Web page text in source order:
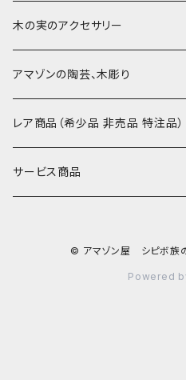
ブックカバー
小型・中型刺繍雑貨
テーブルコーディネート
コースター
カフェマット
ティッシュケースカバー
小さめ 35cmより
40〜43cm
45cmx45cm
大きめ 50cmx50cm
木の実のアクセサリー
アマゾンの陶芸、木彫り
素焼きの器、動物たち
木彫りのアルマジロ、動物たち
レア商品（希少品 非売品 特注品）
泥染め布途中図
サービス商品
© アマゾン屋 シピボ族
Powered